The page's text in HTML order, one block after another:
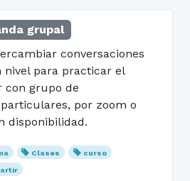
grupal
conversaciones
nivel para practicar el
con grupo de
por zoom o
disponibilidad.
Clases
curso